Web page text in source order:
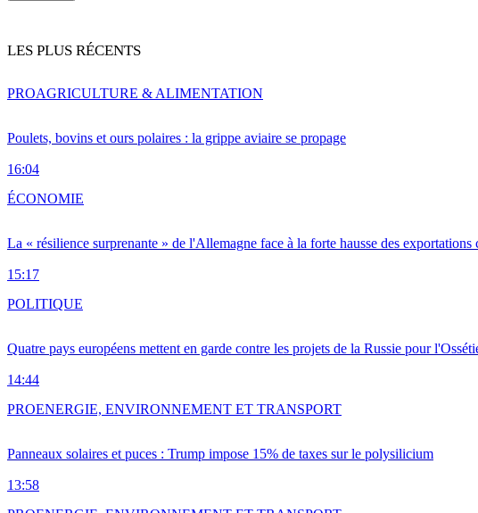
LES PLUS RÉCENTS
Poulets, bovins et ours polaires : la grippe aviaire se propage
16:04
PROAGRICULTURE & ALIMENTATION
La « résilience surprenante » de l'Allemagne face à la forte hausse des exportations
15:17
ÉCONOMIE
Quatre pays européens mettent en garde contre les projets de la Russie pour
14:44
POLITIQUE
Panneaux solaires et puces : Trump impose 15% de taxes sur le polysilicium
13:58
PROENERGIE, ENVIRONNEMENT ET TRANSPORT